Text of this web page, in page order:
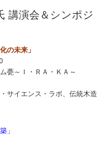
講演会＆シンポジ
の未来」
甍～Ｉ・ＲＡ・ＫＡ～
サイエンス・ラボ、伝統木造
」